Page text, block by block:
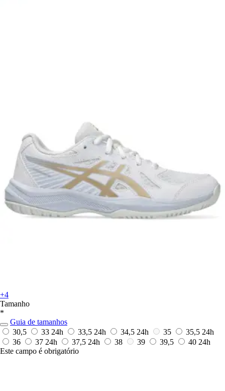
+4
Tamanho
*
Guia de tamanhos
30,5
33 24h 33,5 24h 34,5 24h 35 35,5 24h
36
37 24h 37,5 24h 38 39 39,5 40 24h
Este campo é obrigatório